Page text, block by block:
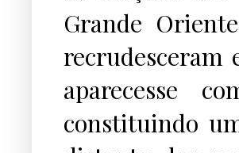
Grande
recrudesceram
aparecesse
constituindo